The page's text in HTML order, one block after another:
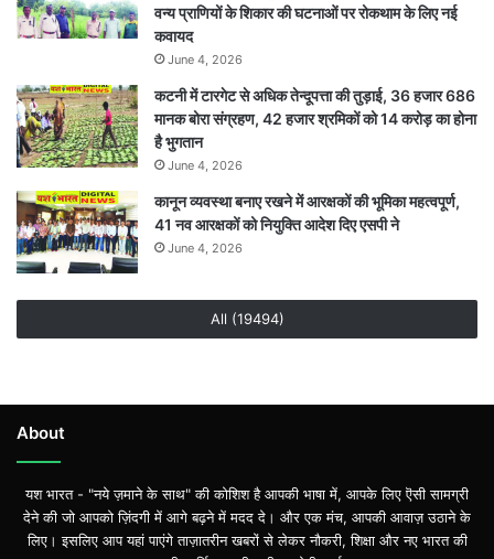
वन्य प्राणियों के शिकार की घटनाओं पर रोकथाम के लिए नई
कवायद
June 4, 2026
कटनी में टारगेट से अधिक तेन्दूपत्ता की तुड़ाई, 36 हजार 686
मानक बोरा संग्रहण, 42 हजार श्रमिकों को 14 करोड़ का होना
है भुगतान
June 4, 2026
कानून व्यवस्था बनाए रखने में आरक्षकों की भूमिका महत्वपूर्ण,
41 नव आरक्षकों को नियुक्ति आदेश दिए एसपी ने
June 4, 2026
All (19494)
About
यश भारत - "नये ज़माने के साथ" की कोशिश है आपकी भाषा में, आपके लिए ऎसी सामग्री
देने की जो आपको ज़िंदगी में आगे बढ़ने में मदद दे। और एक मंच, आपकी आवाज़ उठाने के
लिए। इसलिए आप यहां पाएंगे ताज़ातरीन खबरों से लेकर नौकरी, शिक्षा और नए भारत की